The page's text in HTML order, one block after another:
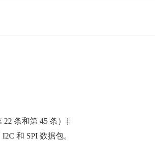
条和第 45 条）‡
和 SPI 数据包。